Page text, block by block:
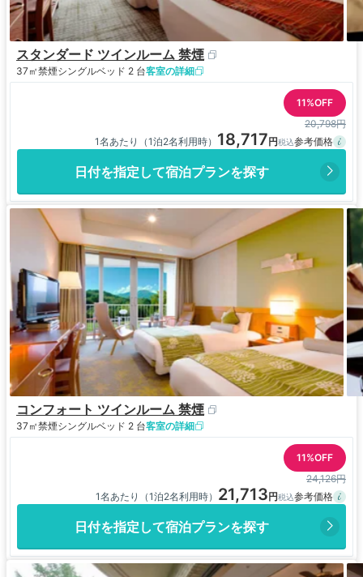
スタンダード ツインルーム 禁煙
37㎡禁煙シングルベッド 2 台客室の詳細
11%OFF
20,798円
1名あたり（1泊2名利用時） 18,717
日付を指定して宿泊プランを探す
コンフォート ツインルーム 禁煙
37㎡禁煙シングルベッド 2 台客室の詳細
11%OFF
24,126円
1名あたり（1泊2名利用時） 21,713
日付を指定して宿泊プランを探す